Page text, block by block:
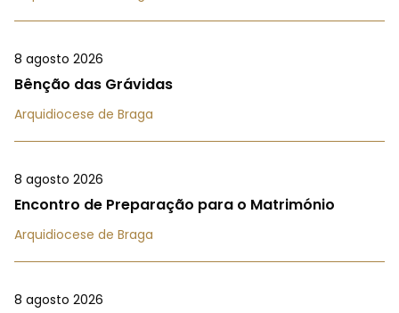
8 agosto 2026
Bênção das Grávidas
Arquidiocese de Braga
8 agosto 2026
Encontro de Preparação para o Matrimónio
Arquidiocese de Braga
8 agosto 2026